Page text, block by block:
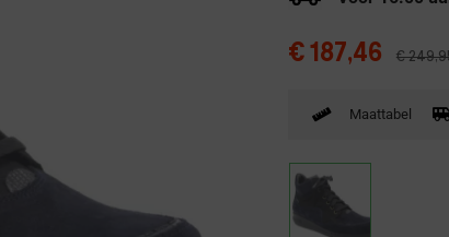
€ 187,46 €
Maattabel